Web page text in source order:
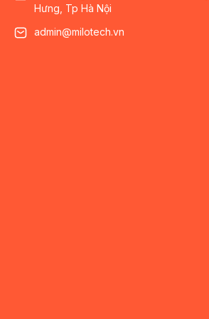
Hưng, Tp Hà Nội
admin@milotech.vn